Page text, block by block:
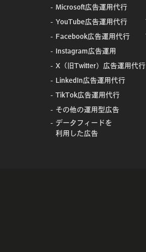
Microsoft広告運用代行
YouTube広告運用代行
Facebook広告運用代行
Instagram広告運用
X（旧Twitter）広告運用代行
LinkedIn広告運用代行
TikTok広告運用代行
その他の運用型広告
データフィードを
利用した広告